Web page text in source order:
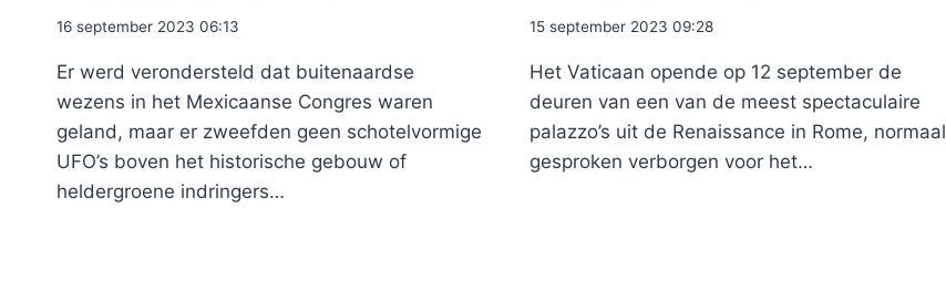
16 september 2023 06:13
Er werd verondersteld dat buitenaardse
wezens in het Mexicaanse Congres waren
geland, maar er zweefden geen schotelvormige
UFO’s boven het historische gebouw of
heldergroene indringers…
15 september 2023 09:28
Het Vaticaan opende op 12 september de
deuren van een van de meest spectaculaire
palazzo’s uit de Renaissance in Rome, normaal
gesproken verborgen voor het…